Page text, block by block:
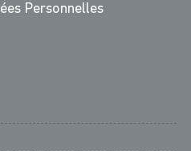
Personnelles